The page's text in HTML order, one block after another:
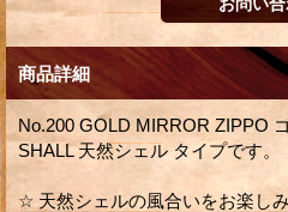
商品詳細
No.200 GOLD MIRROR ZIPPO
SHALL 天然シェル タイプです。
☆ 天然シェルの風合いをお楽し